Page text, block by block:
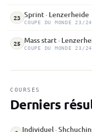
23 Sprint · Lenzerheide
COUPE DU MONDE 23/24
25 Mass start ·
COUPE DU MONDE 23/24
COURSES
Derniers
Individuel ·